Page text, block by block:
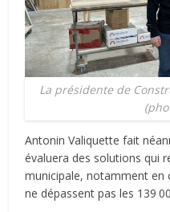
La présidente de
Antonin Valiquette fait
évaluera des solutions qui
municipale, notamment en
ne dépassent pas les 139 .